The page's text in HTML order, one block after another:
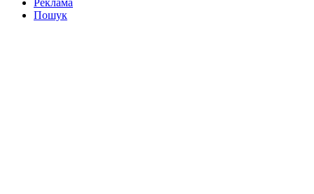
Реклама
Пошук